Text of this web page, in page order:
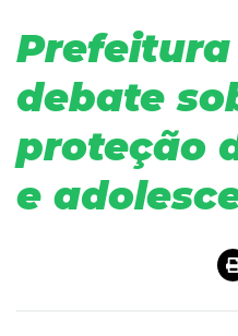
debate
proteção
e